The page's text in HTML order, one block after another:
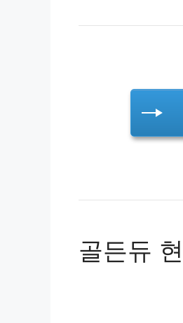
골든듀